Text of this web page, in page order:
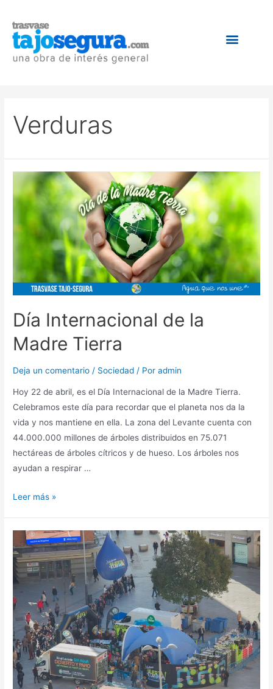
Verduras
Día Internacional de la
Madre Tierra
Deja un comentario / Sociedad / Poradmin
Hoy 22 de abril, es el Día Internacional de la Madre Tierra.
Celebramos este día para recordar que el planeta nos da la
vida y nos mantiene en ella. La zona del Levante cuenta con
44.000.000 millones de árboles distribuidos en 75.071
hectáreas de árboles cítricos y de hueso. Los árboles nos
ayudan a respirar …
Leer más »